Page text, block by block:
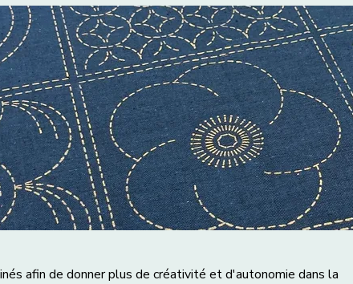
afin de donner plus de créativité et d'autonomie dans la